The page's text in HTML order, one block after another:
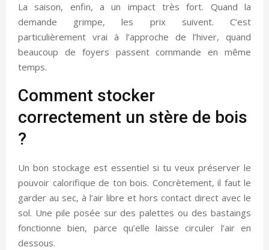
La saison, enfin, a un impact très fort. Quand la
demande grimpe, les prix suivent. C’est
particulièrement vrai à l’approche de l’hiver, quand
beaucoup de foyers passent commande en même
temps.
Comment stocker
correctement un stère de bois
?
Un bon stockage est essentiel si tu veux préserver le
pouvoir calorifique de ton bois. Concrètement, il faut le
garder au sec, à l’air libre et hors contact direct avec le
sol. Une pile posée sur des palettes ou des bastaings
fonctionne bien, parce qu’elle laisse circuler l’air en
dessous.